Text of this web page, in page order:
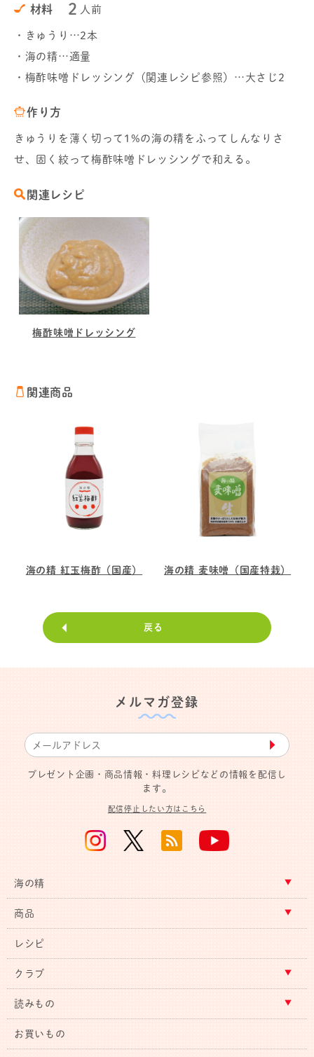
材料 2 人前
・きゅうり…2本
・海の精…適量
・梅酢味噌ドレッシング（関連レシピ参照）…大さじ2
作り方
きゅうりを薄く切って1%の海の精をふってしんなりさ
せ、固く絞って梅酢味噌ドレッシングで和える。
関連レシピ
梅酢味噌ドレッシング
関連商品
海の精 紅玉梅酢（国産） 海の精 麦味噌（国産特栽）
戻る
メルマガ登録
▶︎
プレゼント企画・商品情報・料理レシピなどの情報を配信し
ます。
配信停止したい方はこちら
海の精
商品
レシピ
クラブ
読みもの
お買いもの